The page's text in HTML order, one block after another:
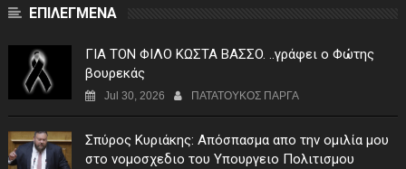
ΕΠΙΛΕΓΜΕΝΑ
ΓIA TON ΦIΛO KΩΣTA BAΣΣO. ..γράφει ο Φώτης
βουρεκάς
Jul 30, 2026 ΠΑΤΑΤΟΥΚΟΣ ΠΑΡΓΑ
Σπύρος Κυριάκης: Απόσπασμα απο την ομιλία μου
στο νομοσχεδιο του Υπουργειο Πολιτισμου